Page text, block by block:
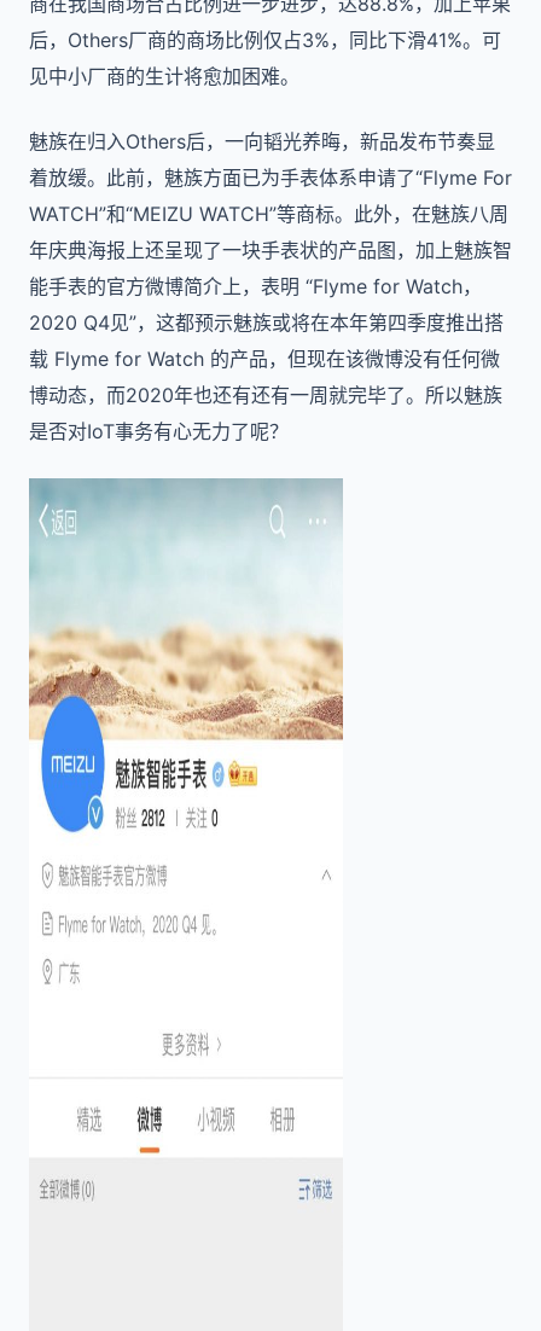
后，Others厂商的商场比例仅占3%，同比下滑41%。可
见中小厂商的生计将愈加困难。
魅族在归入Others后，一向韬光养晦，新品发布节奏显
着放缓。此前，魅族方面已为手表体系申请了“Flyme For
WATCH”和“MEIZU WATCH”等商标。此外，在魅族八周
年庆典海报上还呈现了一块手表状的产品图，加上魅族智
能手表的官方微博简介上，表明 “Flyme for Watch，
2020 Q4见”，这都预示魅族或将在本年第四季度推出搭
载 Flyme for Watch 的产品，但现在该微博没有任何微
博动态，而2020年也还有还有一周就完毕了。所以魅族
是否对IoT事务有心无力了呢？